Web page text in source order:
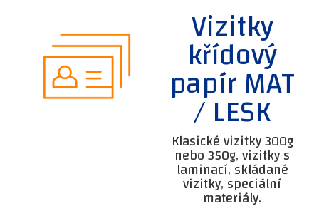
Vizitky
křídový
papír MAT
/ LESK
Klasické vizitky 300g
nebo 350g, vizitky s
laminací, skládané
vizitky, speciální
materiály.